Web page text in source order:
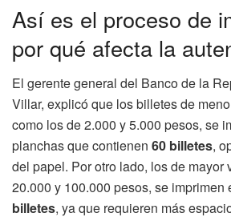
Así es el proceso de
por qué afecta la
El gerente general del Banco de la
Villar, explicó que los billetes de
como los de 2.000 y 5.000 pesos, se
planchas que contienen 60 billetes,
del papel. Por otro lado, los de mayor
20.000 y 100.000 pesos, se imprimen
billetes, ya que requieren más